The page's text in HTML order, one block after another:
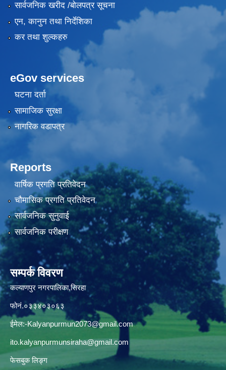
सार्वजनिक खरीद /बोलपत्र सूचना
एन, कानुन तथा निर्देशिका
कर तथा शुल्कहरु
eGov services
घटना दर्ता
सामाजिक सुरक्षा
नागरिक वडापत्र
Reports
वार्षिक प्रगति प्रतिवेदन
चौमासिक प्रगति प्रतिवेदन
सार्वजनिक सुनुवाई
सार्वजनिक परीक्षण
सम्पर्क विवरण
कल्याणपुर नगरपालिका,सिरहा
फोनं.०३३४०३०६३
ईमेल:-Kalyanpurmun2073@gmail.com
ito.kalyanpurmunsiraha@gmail.com
फेसबुक लिङ्ग